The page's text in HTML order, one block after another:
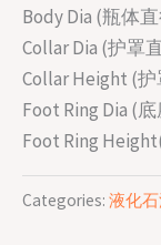
Body Dia (瓶体
Collar Dia (护罩
Collar Height (
Foot Ring Dia (
Foot Ring
Categories: 液化